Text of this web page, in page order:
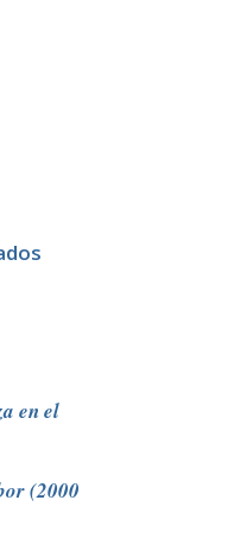
en el
(2000